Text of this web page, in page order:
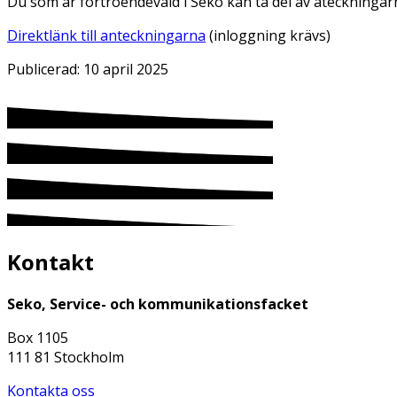
Direktlänk till anteckningarna (inloggning krävs)
Publicerad: 10 april 2025
Kontakt
Seko, Service- och kommunikationsfacket
Box 1105
111 81 Stockholm
Kontakta oss